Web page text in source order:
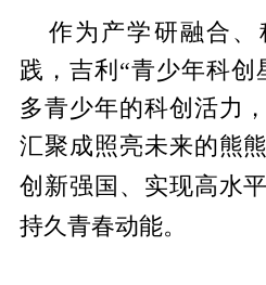
作为产学研融合
践，吉利“青少年科创
多青少年的科创活力
汇聚成照亮未来的熊
创新强国、实现高水
持久青春动能。